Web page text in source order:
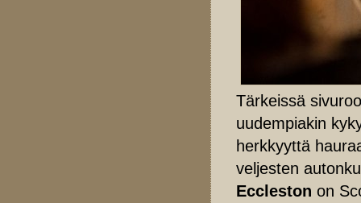
Tärkeissä
uudempiakin
herkkyyttä
veljesten
Eccleston on